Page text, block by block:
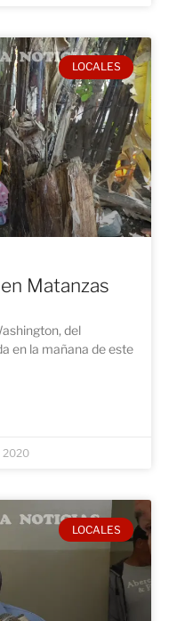
LOCALES
Matanzas
del
en la mañana de este
2020
LOCALES